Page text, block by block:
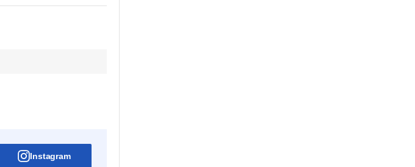
Instagram